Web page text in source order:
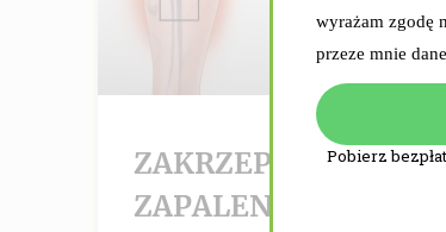
ZAKRZEPICA /
ZAPALENIE ŻYŁ
wyrażam zgodę
przeze mnie
Pobierz